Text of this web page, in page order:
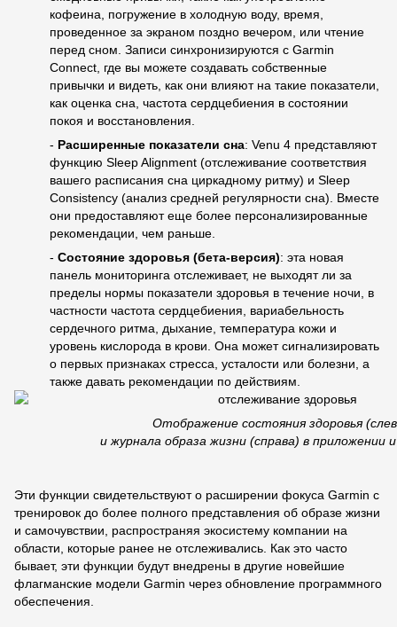
кофеина, погружение в холодную воду, время,
проведенное за экраном поздно вечером, или чтение
перед сном. Записи синхронизируются с Garmin
Connect, где вы можете создавать собственные
привычки и видеть, как они влияют на такие показатели,
как оценка сна, частота сердцебиения в состоянии
покоя и восстановления.
- Расширенные показатели сна: Venu 4 представляют
функцию Sleep Alignment (отслеживание соответствия
вашего расписания сна циркадному ритму) и Sleep
Consistency (анализ средней регулярности сна). Вместе
они предоставляют еще более персонализированные
рекомендации, чем раньше.
- Состояние здоровья (бета-версия): эта новая
панель мониторинга отслеживает, не выходят ли за
пределы нормы показатели здоровья в течение ночи, в
частности частота сердцебиения, вариабельность
сердечного ритма, дыхание, температура кожи и
уровень кислорода в крови. Она может сигнализировать
о первых признаках стресса, усталости или болезни, а
также давать рекомендации по действиям.
Отображение состояния здоровья
и журнала образа жизни (справа) в приложении
Эти функции свидетельствуют о расширении фокуса Garmin с
тренировок до более полного представления об образе жизни
и самочувствии, распространяя экосистему компании на
области, которые ранее не отслеживались. Как это часто
бывает, эти функции будут внедрены в другие новейшие
флагманские модели Garmin через обновление программного
обеспечения.